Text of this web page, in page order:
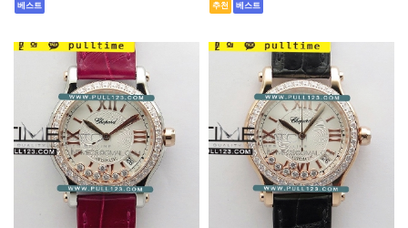
베스트 추천 베스트